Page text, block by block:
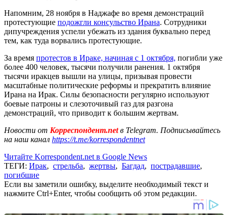
Напомним, 28 ноября в Наджафе во время демонстраций
протестующие подожгли консульство Ирана. Сотрудники
дипучреждения успели убежать из здания буквально перед
тем, как туда ворвались протестующие.
За время протестов в Ираке, начиная с 1 октября, погибли уже
более 400 человек, тысячи получили ранения. 1 октября
тысячи иракцев вышли на улицы, призывая провести
масштабные политические реформы и прекратить влияние
Ирана на Ирак. Силы безопасности регулярно используют
боевые патроны и слезоточивый газ для разгона
демонстраций, что приводит к большим жертвам.
Новости от Корреспондент.netв Telegram. Подписывайтесь
на наш канал https://t.me/korrespondentnet
Читайте Korrespondent.net в Google News
ТЕГИ: Ирак, стрельба, жертвы, Багдад, пострадавшие,
погибшие
Если вы заметили ошибку, выделите необходимый текст и
нажмите Ctrl+Enter, чтобы сообщить об этом редакции.